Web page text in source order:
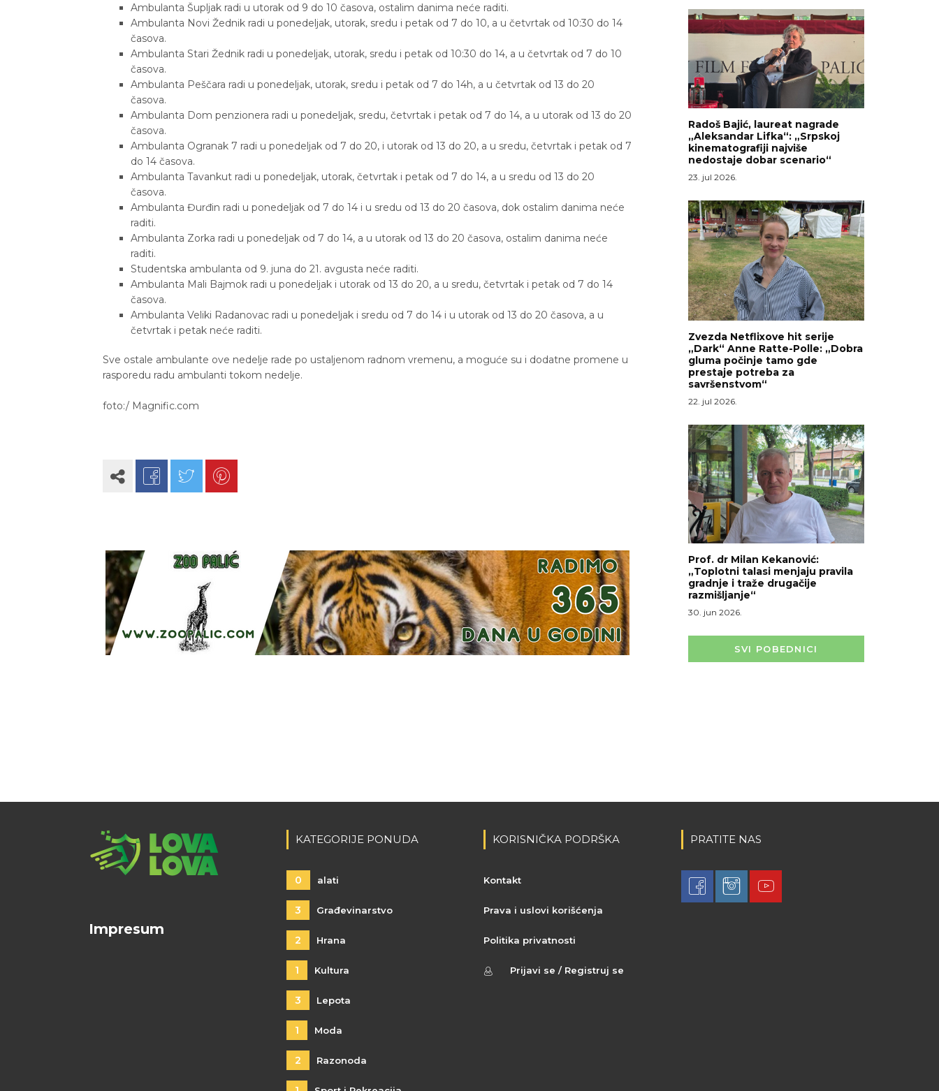
Ambulanta Šupljak radi u utorak od 9 do 10 časova, ostalim danima neće raditi.
Ambulanta Novi Žednik radi u ponedeljak, utorak, sredu i petak od 7 do 10, a u četvrtak od 10:30 do 14
časova.
Ambulanta Stari Žednik radi u ponedeljak, utorak, sredu i petak od 10:30 do 14, a u četvrtak od 7 do 10
časova.
Ambulanta Peščara radi u ponedeljak, utorak, sredu i petak od 7 do 14h, a u četvrtak od 13 do 20
časova.
Ambulanta Dom penzionera radi u ponedeljak, sredu, četvrtak i petak od 7 do 14, a u utorak od 13 do 20
časova.
Ambulanta Ogranak 7 radi u ponedeljak od 7 do 20, i utorak od 13 do 20, a u sredu, četvrtak i petak od 7
do 14 časova.
Ambulanta Tavankut radi u ponedeljak, utorak, četvrtak i petak od 7 do 14, a u sredu od 13 do 20
časova.
Ambulanta Đurđin radi u ponedeljak od 7 do 14 i u sredu od 13 do 20 časova, dok ostalim danima neće
raditi.
Ambulanta Zorka radi u ponedeljak od 7 do 14, a u utorak od 13 do 20 časova, ostalim danima neće
raditi.
Studentska ambulanta od 9. juna do 21. avgusta neće raditi.
Ambulanta Mali Bajmok radi u ponedeljak i utorak od 13 do 20, a u sredu, četvrtak i petak od 7 do 14
časova.
Ambulanta Veliki Radanovac radi u ponedeljak i sredu od 7 do 14 i u utorak od 13 do 20 časova, a u
četvrtak i petak neće raditi.
Sve ostale ambulante ove nedelje rade po ustaljenom radnom vremenu, a moguće su i dodatne promene u
rasporedu radu ambulanti tokom nedelje.
foto:/ Magnific.com
Radoš Bajić, laureat nagrade
„Aleksandar Lifka“: „Srpskoj
kinematografiji najviše
nedostaje dobar scenario“
23. jul 2026.
Zvezda Netflixove hit serije
„Dark“ Anne Ratte-Polle: „Dobra
gluma počinje tamo gde
prestaje potreba za
savršenstvom“
22. jul 2026.
Prof. dr Milan Kekanović:
„Toplotni talasi menjaju pravila
gradnje i traže drugačije
razmišljanje“
30. jun 2026.
SVI POBEDNICI
Impresum
KATEGORIJE PONUDA
0 alati
3 Građevinarstvo
2 Hrana
1 Kultura
3 Lepota
1 Moda
2 Razonoda
KORISNIČKA PODRŠKA
Kontakt
Prava i uslovi korišćenja
Politika privatnosti
Prijavi se / Registruj se
PRATITE NAS